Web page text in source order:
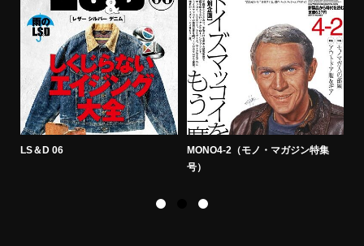
LS＆D 06
MONO4-2（モノ・マガジン特集
号）